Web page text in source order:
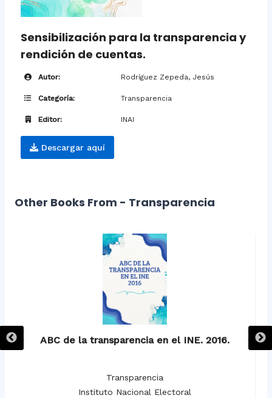
Sensibilización para la transparencia y
rendición de cuentas.
Autor: Rodríguez Zepeda, Jesús
Categoría: Transparencia
Editor: INAI
Descargar aquí
Other Books From - Transparencia
ABC de la transparencia en el INE. 2016.
Transparencia
Instituto Nacional Electoral